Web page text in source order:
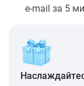
e-mail за 5